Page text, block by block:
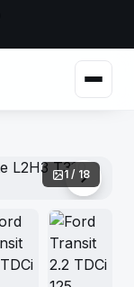
1 / 18